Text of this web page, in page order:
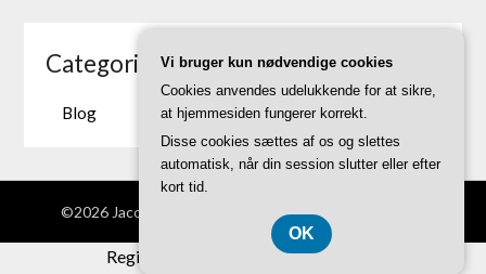
Categories
Blog
©2026 Jacobsen-skind.dk | Theme bySuperbThemes
Registreringsnummer DK-37407739
Vi bruger kun nødvendige cookies
Cookies anvendes udelukkende for at sikre,
at hjemmesiden fungerer korrekt.
Disse cookies sættes af os og slettes
automatisk, når din session slutter eller efter
kort tid.
OK